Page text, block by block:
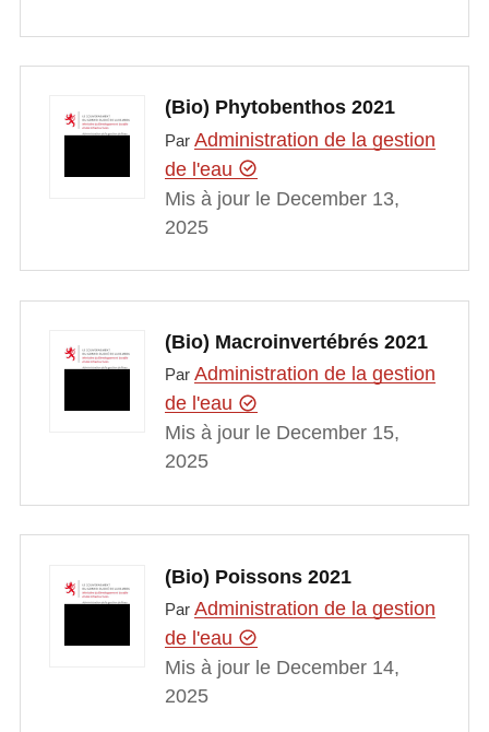
(Bio) Phytobenthos 2021
Par Administration de la gestion
de l'eau
Mis à jour le December 13,
2025
(Bio) Macroinvertébrés 2021
Par Administration de la gestion
de l'eau
Mis à jour le December 15,
2025
(Bio) Poissons 2021
Par Administration de la gestion
de l'eau
Mis à jour le December 14,
2025